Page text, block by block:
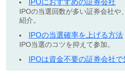
IPOにおすすめの証券会社
IPOの当選回数が多い証券会社や
紹介。
IPOの当選確率を上げる方法
IPO当選のコツを抑えて参加。
IPOは資金不要の証券会社で